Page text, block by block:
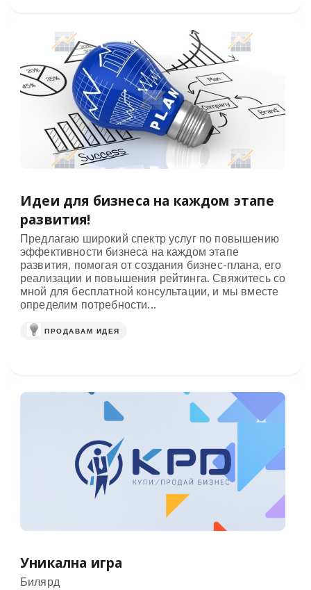
Идеи для бизнеса на каждом этапе
развития!
Предлагаю широкий спектр услуг по повышению
эффективности бизнеса на каждом этапе
развития, помогая от создания бизнес-плана, его
реализации и повышения рейтинга. Свяжитесь со
мной для бесплатной консультации, и мы вместе
определим потребности...
ПРОДАВАМ ИДЕЯ
Уникална игра
Билярд